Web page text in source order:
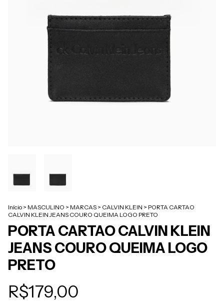
Início > MASCULINO > MARCAS > CALVIN KLEIN > PORTA CARTAO
CALVIN KLEIN JEANS COURO QUEIMA LOGO PRETO
PORTA CARTAO CALVIN KLEIN
JEANS COURO QUEIMA LOGO
PRETO
R$179,00